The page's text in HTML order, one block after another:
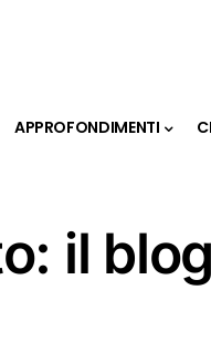
APPROFONDIMENTI
il